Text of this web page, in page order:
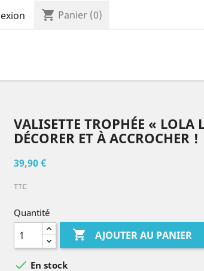
shopping_cart Panier (0)
VALISETTE TROPHÉE « LOLA
DÉCORER ET À ACCROCHER !
39,90 €
TTC
Quantité
 AJOUTER AU PANIER
 En stock